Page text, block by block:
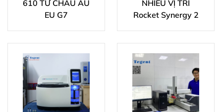
610 TỪ CHÂU ÂU
EU G7
NHIỀU VỊ TRÍ
Rocket Synergy 2